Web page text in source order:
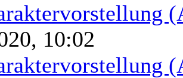
10:02